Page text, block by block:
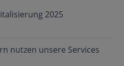
2025
nutzen unsere Services